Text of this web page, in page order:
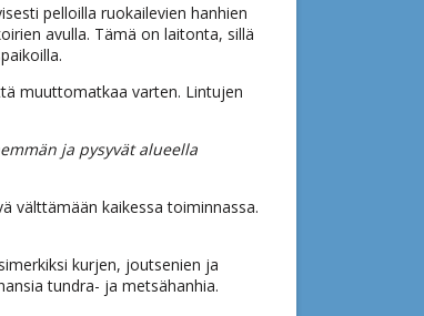
pelloilla ruokailevien hanhien
avulla. Tämä on laitonta, sillä
muuttomatkaa varten. Lintujen
ja pysyvät alueella
välttämään kaikessa toiminnassa.
kurjen, joutsenien ja
tundra- ja metsähanhia.